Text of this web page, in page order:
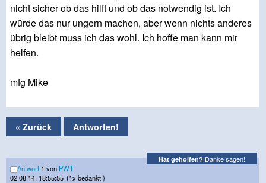
nicht sicher ob das hilft und ob das notwendig ist. Ich
würde das nur ungern machen, aber wenn nichts anderes
übrig bleibt muss ich das wohl. Ich hoffe man kann mir
helfen.
mfg Mike
« Zurück Antworten!
Hat geholfen? Danke sagen!
Antwort 1 von PWT
02.08.14, 18:55:55 (1x bedankt )